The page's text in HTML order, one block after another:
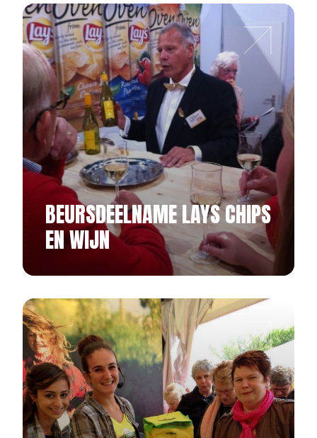
BEURSDEELNAME LAYS CHIPS
EN WIJN